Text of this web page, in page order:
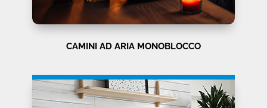
CAMINI AD ARIA MONOBLOCCO